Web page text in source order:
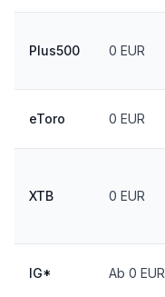
Plus500 0 EUR
eToro 0 EUR
XTB 0 EUR
IG* Ab 0 EUR